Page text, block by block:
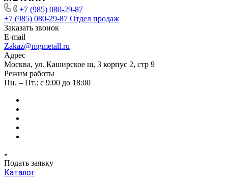
+7 (985) 080-29-87
+7 (985) 080-29-87 Отдел продаж
Заказать звонок
E-mail
Zakaz@mgmetall.ru
Адрес
Москва, ул. Каширское ш, 3 корпус 2, стр 9
Режим работы
Пн. – Пт.: с 9:00 до 18:00
Подать заявку
Каталог